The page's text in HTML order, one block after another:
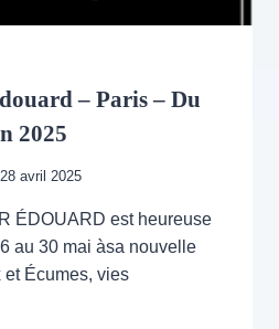
– Paris – Du
2025
28 avril 2025
ÉDOUARD est heureuse
au 30 mai àsa nouvelle
Écumes, vies